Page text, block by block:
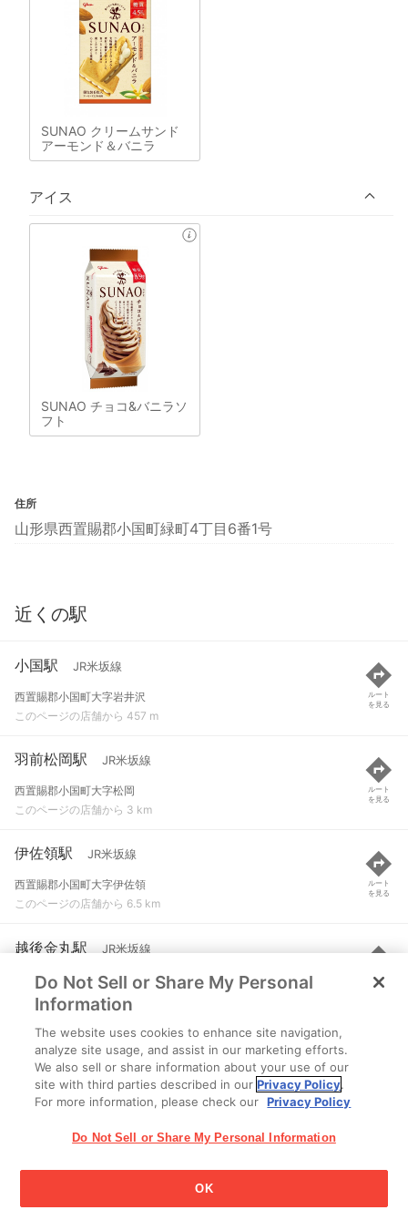
SUNAO クリームサンド
アーモンド＆バニラ
アイス
SUNAO チョコ&バニラソ
フト
住所
山形県西置賜郡小国町緑町4丁目6番1号
近くの駅
小国駅 JR米坂線
西置賜郡小国町大字岩井沢
このページの店舗から 457 m
ルート
を見る
羽前松岡駅 JR米坂線
西置賜郡小国町大字松岡
このページの店舗から 3 km
ルート
を見る
伊佐領駅 JR米坂線
西置賜郡小国町大字伊佐領
このページの店舗から 6.5 km
ルート
を見る
越後金丸駅 JR米坂線
岩船郡関川村大字金丸
このページの店舗から 7.6 km
ルート
を見る
越後片貝駅
岩船郡関川村大字片貝
このページの店舗から 11.2 km
江崎グリコ株式会社 Copyright © 2025 Ezaki Glico Co., Ltd.
Do Not Sell or Share My Personal
Information
The website uses cookies to enhance site navigation,
analyze site usage, and assist in our marketing efforts.
We also sell or share information about your use of our
site with third parties described in ourPrivacy Policy.
For more information, please check our Privacy Policy
Do Not Sell or Share My Personal Information
OK